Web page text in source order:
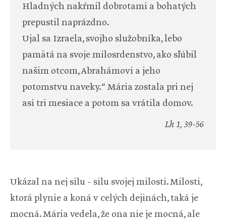
Hladných nakŕmil dobrotami a bohatých
prepustil naprázdno.
Ujal sa Izraela, svojho služobníka, lebo
pamätá na svoje milosrdenstvo, ako sľúbil
našim otcom, Abrahámovi a jeho
potomstvu naveky.“ Mária zostala pri nej
asi tri mesiace a potom sa vrátila domov.
Lk 1, 39-56
Ukázal na nej silu – silu svojej milosti. Milosti,
ktorá plynie a koná v celých dejinách, taká je
mocná. Mária vedela, že ona nie je mocná, ale